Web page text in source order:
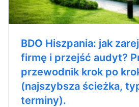
BDO Hiszpania: jak
firmę i przejść audyt?
przewodnik krok po
(najszybsza ścieżka,
terminy).